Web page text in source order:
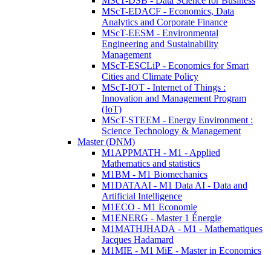
MScT-EDACF - Economics, Data
Analytics and Corporate Finance
MScT-EESM - Environmental
Engineering and Sustainability
Management
MScT-ESCLiP - Economics for Smart
Cities and Climate Policy
MScT-IOT - Internet of Things :
Innovation and Management Program
(IoT)
MScT-STEEM - Energy Environment :
Science Technology & Management
Master (DNM)
M1APPMATH - M1 - Applied
Mathematics and statistics
M1BM - M1 Biomechanics
M1DATAAI - M1 Data AI - Data and
Artificial Intelligence
M1ECO - M1 Economie
M1ENERG - Master 1 Énergie
M1MATHJHADA - M1 - Mathematiques
Jacques Hadamard
M1MIE - M1 MiE - Master in Economics